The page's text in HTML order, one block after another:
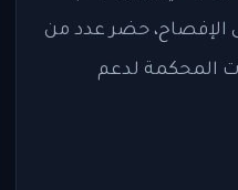
الإفصاح، حضر عدد من
المحكمة لدعم